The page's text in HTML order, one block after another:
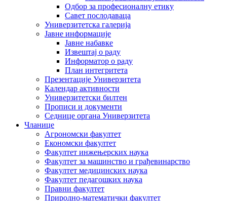
Одбор за професионалну етику
Савет послодаваца
Универзитетска галерија
Јавне информације
Јавне набавке
Извештај о раду
Информатор о раду
План интегритета
Презентације Универзитета
Календар активности
Универзитетски билтен
Прописи и документи
Седнице органа Универзитета
Чланице
Агрономски факултет
Економски факултет
Факултет инжењерских наука
Факултет за машинство и грађевинарство
Факултет медицинских наука
Факултет педагошких наука
Правни факултет
Природно-математички факултет